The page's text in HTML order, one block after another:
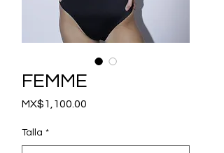
FEMME
MX$1,100.00
Talla *